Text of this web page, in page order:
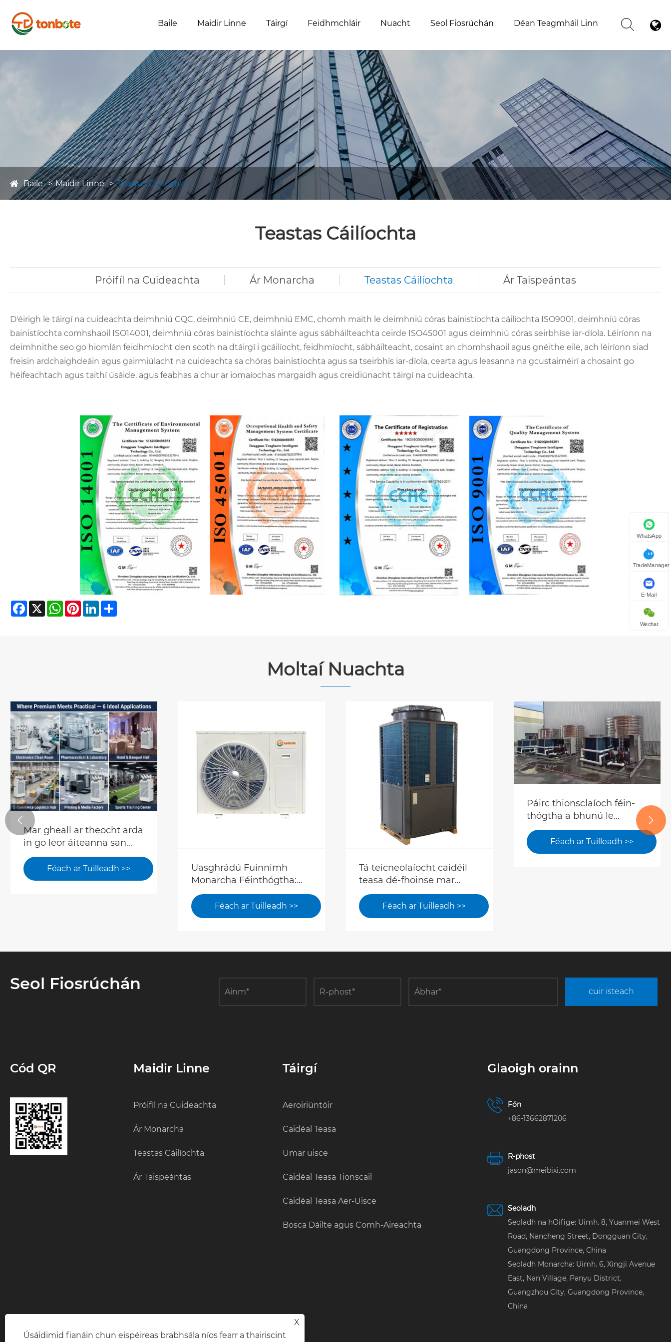
Baile Maidir Linne Táirgí Feidhmchláir Nuacht Seol Fiosrúchán Déan Teagmháil Linn
Baile Maidir Linne Teastas Cáilíochta
Teastas Cáilíochta
Próifíl na Cuideachta Ár Monarcha Teastas Cáilíochta Ár Taispeántas
D'éirigh le táirgí na cuideachta deimhniú CQC, deimhniú CE, deimhniú EMC, chomh maith le deimhniú córas bainistíochta cáilíochta ISO9001, deimhniú córas
bainistíochta comhshaoil ​​ISO14001, deimhniú córas bainistíochta sláinte agus sábháilteachta ceirde ISO45001 agus deimhniú córas seirbhíse iar-díola. Léiríonn na
deimhnithe seo go hiomlán feidhmíocht den scoth na dtáirgí i gcáilíocht, feidhmíocht, sábháilteacht, cosaint an chomhshaoil ​​agus gnéithe eile, ach léiríonn siad
freisin ardchaighdeáin agus gairmiúlacht na cuideachta sa chóras bainistíochta agus sa tseirbhís iar-díola, cearta agus leasanna na gcustaiméirí a chosaint go
héifeachtach agus taithí úsáide, agus feabhas a chur ar iomaíochas margaidh agus creidiúnacht táirgí na cuideachta.
Facebook
X WhatsApp
PinterestLinkedIn
Moltaí Nuachta
Mar gheall ar theocht arda
in go leor áiteanna san
Eoraip cuireadh stop le
hobair. Conas is féidir linn
timpeallachtaí táirgeachta
Féach ar Tuilleadh >>
Uasghrádú Fuinnimh
Monarcha Féinthógtha:
Cuidíonn Caidéal Teasa
Défhoinse le Páirc
Thionsclaíoch i gCoigilt
Féach ar Tuilleadh >>
Tá teicneolaíocht caidéil
teasa dé-fhoinse mar
thoradh ar an réabhlóid
fuinnimh glas, ag baint
amach ard-éifeachtúlacht,
Féach ar Tuilleadh >>
Páirc thionsclaíoch féin-
thógtha a bhunú le
haghaidh uasghrádú glas!
Socraíonn caidéil teasa
défhoinse tagarmharc nua
Féach ar Tuilleadh >>
 
Seol Fiosrúchán cuir isteach
Cód QR Maidir Linne
Próifíl na Cuideachta
Ár Monarcha
Teastas Cáilíochta
Ár Taispeántas
Táirgí
Aeroiriúntóir
Caidéal Teasa
Umar uisce
Caidéal Teasa Tionscail
Caidéal Teasa Aer-Uisce
Bosca Dáilte agus Comh-Aireachta
Glaoigh orainn
Fón
+86-13662871206
R-phost
jason@meibixi.com
Seoladh
Seoladh na hOifige: Uimh. 8, Yuanmei West
Road, Nancheng Street, Dongguan City,
Guangdong Province, China
Seoladh Monarcha: Uimh. 6, Xingji Avenue
East, Nan Village, Panyu District,
Guangzhou City, Guangdong Province,
China
WhatsApp
TradeManager
E-Mail
Wechat
X
Úsáidimid fianáin chun eispéireas brabhsála níos fearr a thairiscint